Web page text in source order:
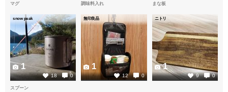
マグ
snow peak
18 0
1
調味料入れ
無印良品
12 0
1
まな板
ニトリ
9 0
1
スプーン